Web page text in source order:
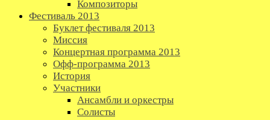
Композиторы
Фестиваль 2013
Буклет фестиваля 2013
Миссия
Концертная программа 2013
Офф-программа 2013
История
Участники
Ансамбли и оркестры
Солисты